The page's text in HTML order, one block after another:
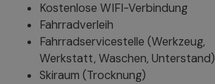
Kostenlose WIFI-Verbindung
Fahrradverleih
Fahrradservicestelle (Werkzeug,
Werkstatt, Waschen, Unterstand)
Skiraum (Trocknung)